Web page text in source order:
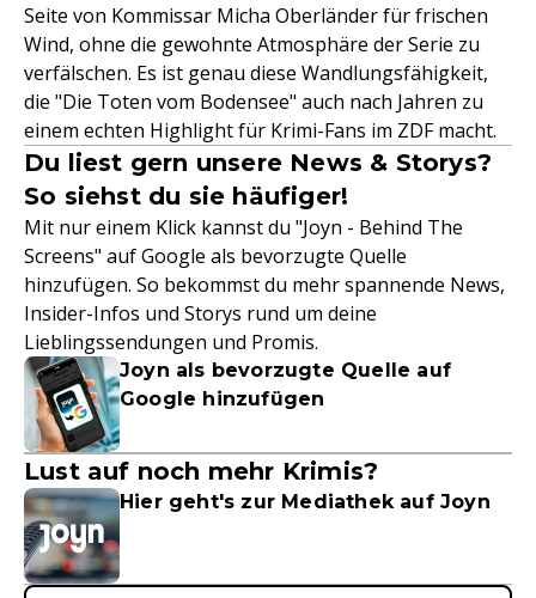
Seite von Kommissar Micha Oberländer für frischen
Wind, ohne die gewohnte Atmosphäre der Serie zu
verfälschen. Es ist genau diese Wandlungsfähigkeit,
die "Die Toten vom Bodensee" auch nach Jahren zu
einem echten Highlight für Krimi-Fans im ZDF macht.
Du liest gern unsere News & Storys?
So siehst du sie häufiger!
Mit nur einem Klick kannst du "Joyn - Behind The
Screens" auf Google als bevorzugte Quelle
hinzufügen. So bekommst du mehr spannende News,
Insider-Infos und Storys rund um deine
Lieblingssendungen und Promis.
Joyn als bevorzugte Quelle auf
Google hinzufügen
Lust auf noch mehr Krimis?
Hier geht's zur Mediathek auf Joyn